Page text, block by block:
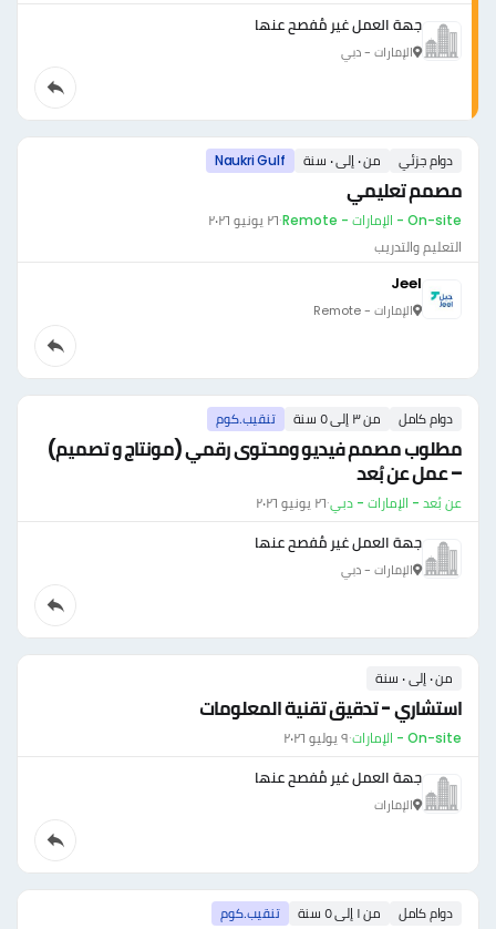
جهة العمل غير مُفصح عنها
الإمارات - دبي
دوام جزئي من ٠ إلى ٠ سنة Naukri Gulf
مصمم تعليمي
On-site - الإمارات - Remote ·٢٦ يونيو ٢٠٢٦
التعليم والتدريب
Jeel
الإمارات - Remote
دوام كامل من ٣ إلى ٥ سنة تنقيب.كوم
مطلوب مصمم فيديو ومحتوى رقمي (مونتاج و تصميم)
– عمل عن بُعد
عن بُعد - الإمارات - دبي·٢٦ يونيو ٢٠٢٦
جهة العمل غير مُفصح عنها
الإمارات - دبي
من ٠ إلى ٠ سنة
استشاري - تدقيق تقنية المعلومات
On-site - الإمارات ·٩ يوليو ٢٠٢٦
جهة العمل غير مُفصح عنها
الإمارات
دوام كامل من ١ إلى ٥ سنة تنقيب.كوم